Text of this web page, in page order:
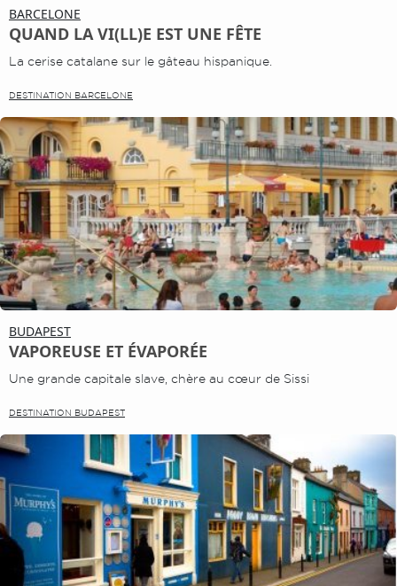
BARCELONE
QUAND LA VI(LL)E EST UNE FÊTE
La cerise catalane sur le gâteau hispanique.
DESTINATION BARCELONE
BUDAPEST
VAPOREUSE ET ÉVAPORÉE
Une grande capitale slave, chère au cœur de Sissi
DESTINATION BUDAPEST